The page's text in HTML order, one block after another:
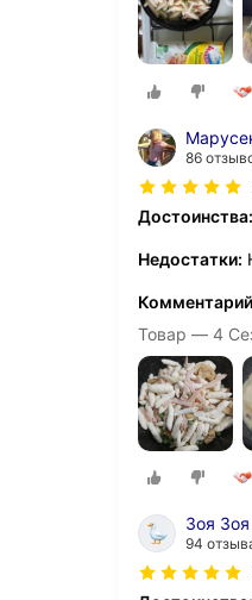
86
Достоинства:
Недостатки:
Товар — 4
Зоя Зоя
94